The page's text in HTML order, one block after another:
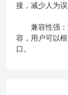
接，减少人为
兼容性强：
容，用户可以
口。